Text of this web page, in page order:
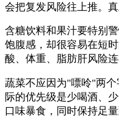
会把复发风险往上推。
含糖饮料和果汁要特别
饱腹感，却很容易在短
酸、体重、脂肪肝风险连
蔬菜不应因为"嘌呤"两
际的优先级是少喝酒、
口味暴食，同时保持足